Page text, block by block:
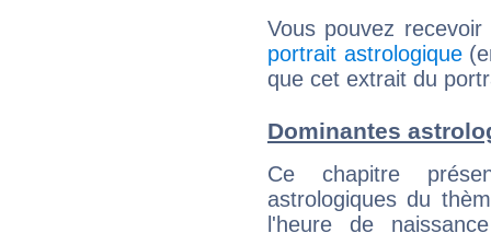
Vous pouvez
portrait astrologique
que cet extrait du
Dominantes
Ce chapitre
astrologiques du
l'heure de